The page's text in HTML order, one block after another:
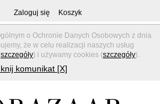
o Ochronie Danych Osobowych z dnia
że w celu realizacji naszych usług
szczegóły) i używamy cookies (szczegóły).
komunikat [X]
Zaloguj się Koszyk